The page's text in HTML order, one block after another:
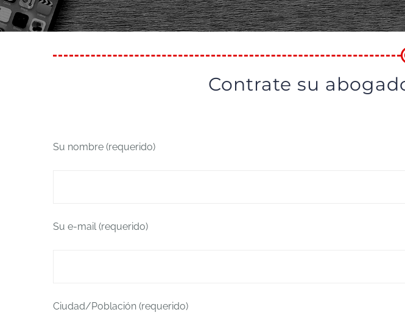
Contrate su
Su nombre (requerido)
Su e-mail (requerido)
Ciudad/Población (requerido)